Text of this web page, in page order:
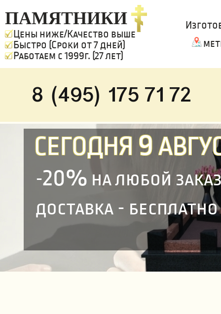
ПАМЯТНИКИ
Цены ниже/Качество выше
Быстро (Сроки от 7 дней)
Работаем с 1999г. (27 лет)
8 (495) 175 71 72
СЕГОДНЯ 9
-20% на любой
доставка - бесплатно